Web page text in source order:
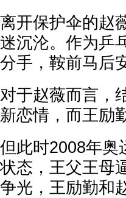
离开保护伞的赵
迷沉沦。作为乒
分手，鞍前马后
对于赵薇而言，
新恋情，而王励
但此时2008年奥
状态，王父王母
争光，王励勤和